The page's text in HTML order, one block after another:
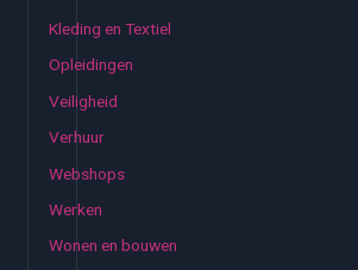
Kleding en Textiel
Opleidingen
Veiligheid
Verhuur
Webshops
Werken
Wonen en bouwen